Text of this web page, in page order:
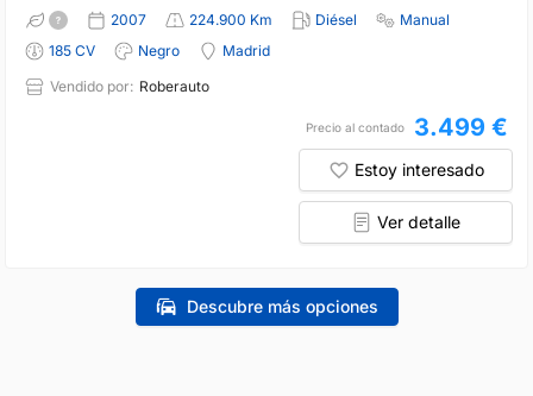
2007 224.900 Km Diésel
Manual
185 CV
Negro
Madrid
Vendido por: Roberauto
Precio al contado 3.499 €
Estoy interesado
Ver detalle
Descubre más opciones